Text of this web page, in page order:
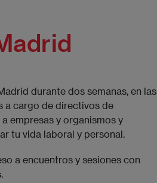
durante dos semanas, en las
a cargo de directivos de
empresas y organismos y
tu vida laboral y personal.
a encuentros y sesiones con